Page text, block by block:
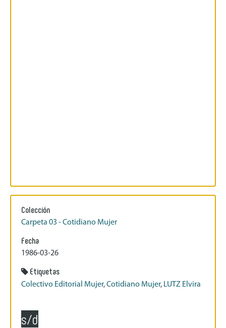
Colección
Carpeta 03 - Cotidiano Mujer
Fecha
1986-03-26
Etiquetas
Colectivo Editorial Mujer,Cotidiano Mujer, LUTZ Elvira
s/d